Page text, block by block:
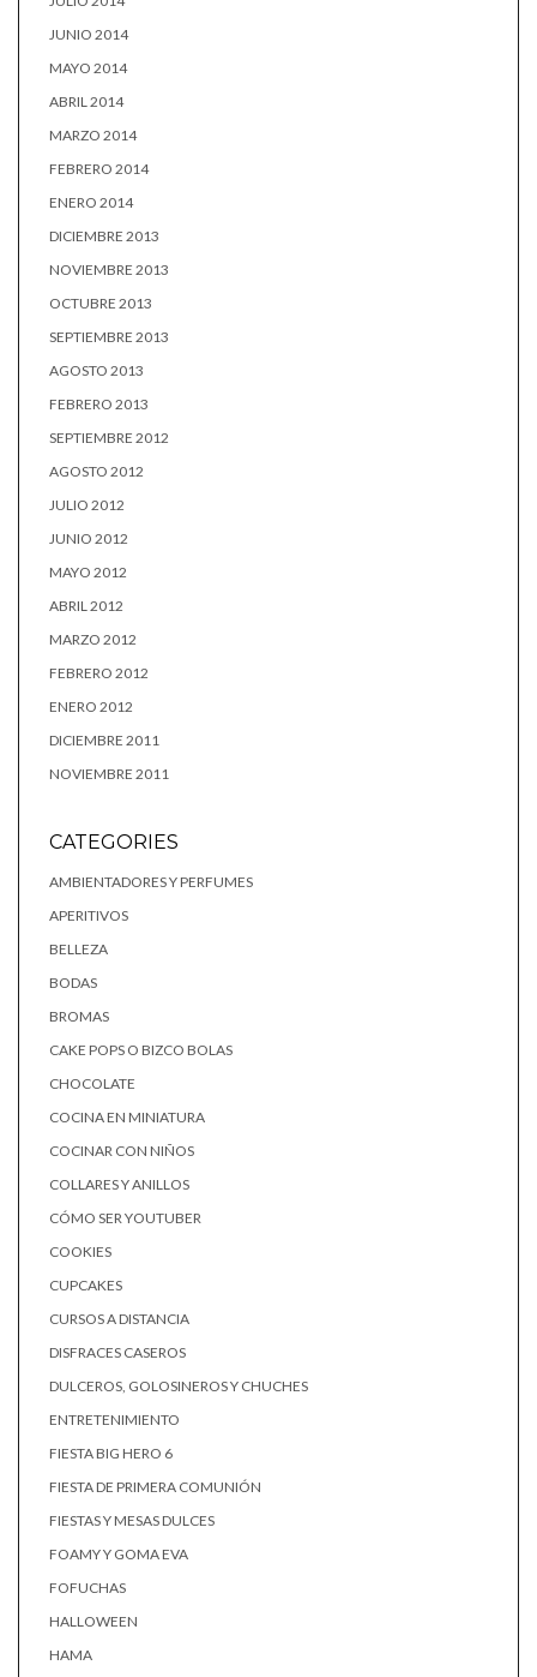
JUNIO 2014
MAYO 2014
ABRIL 2014
MARZO 2014
FEBRERO 2014
ENERO 2014
DICIEMBRE 2013
NOVIEMBRE 2013
OCTUBRE 2013
SEPTIEMBRE 2013
AGOSTO 2013
FEBRERO 2013
SEPTIEMBRE 2012
AGOSTO 2012
JULIO 2012
JUNIO 2012
MAYO 2012
ABRIL 2012
MARZO 2012
FEBRERO 2012
ENERO 2012
DICIEMBRE 2011
NOVIEMBRE 2011
CATEGORIES
AMBIENTADORES Y PERFUMES
APERITIVOS
BELLEZA
BODAS
BROMAS
CAKE POPS O BIZCO BOLAS
CHOCOLATE
COCINA EN MINIATURA
COCINAR CON NIÑOS
COLLARES Y ANILLOS
CÓMO SER YOUTUBER
COOKIES
CUPCAKES
CURSOS A DISTANCIA
DISFRACES CASEROS
DULCEROS, GOLOSINEROS Y CHUCHES
ENTRETENIMIENTO
FIESTA BIG HERO 6
FIESTA DE PRIMERA COMUNIÓN
FIESTAS Y MESAS DULCES
FOAMY Y GOMA EVA
FOFUCHAS
HALLOWEEN
HAMA